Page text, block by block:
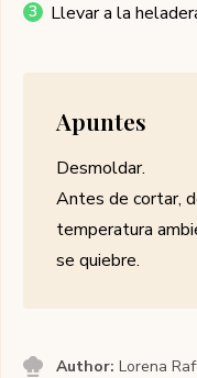
Llevar a la
Apuntes
Desmoldar.
Antes de cortar,
temperatura
se quiebre.
Author:Lorena